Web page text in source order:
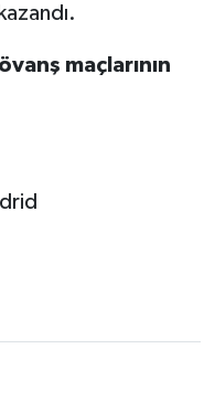
maçlarının